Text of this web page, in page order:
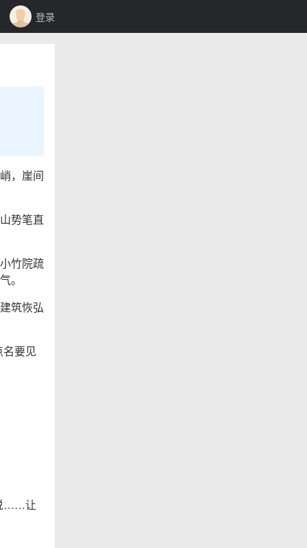
登录
，崖间
势笔直
竹院疏
。
筑恢弘
要见
……让